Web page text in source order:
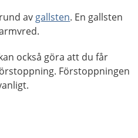
av gallsten. En gallsten
också göra att du får
Förstoppningen